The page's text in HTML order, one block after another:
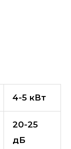
4-5 кВт
20-25
дБ